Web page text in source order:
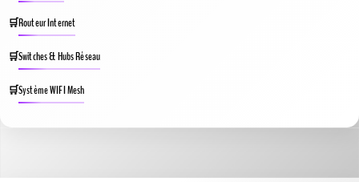
Routeur Internet
Switches & Hubs Réseau
Système WIFI Mesh